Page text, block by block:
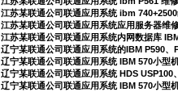
江苏某联通公司联通应用系统 ibm
江苏某联通公司联通应用系统应用服务器维
江苏某联通公司联通应用系统内网数据库
辽宁某联通公司联通应用系统的IBM P590
辽宁某联通公司联通应用系统 IBM 570小型
辽宁某联通公司联通应用系统 HDS
辽宁某联通公司联通应用系统 IBM 570小型